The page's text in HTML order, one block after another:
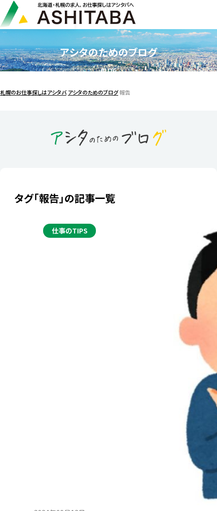
アシタのためのブログ
BLOG
札幌のお仕事探しはアシタバ アシタのためのブログ報告
タグ「報告」の記事一覧
仕事のTIPS